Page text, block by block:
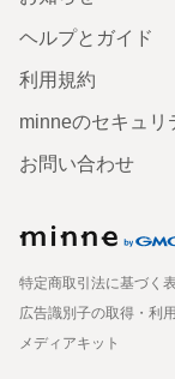
ヘルプとガイド
利用規約
minneのセキュリ
お問い合わせ
特定商取引法に基づく
広告識別子の取得・利用
メディアキット